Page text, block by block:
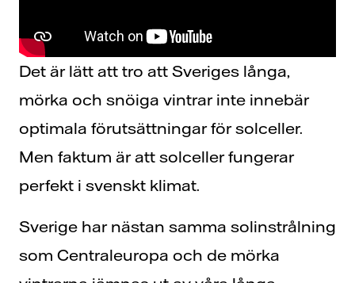
Det är lätt att tro att Sveriges långa,
mörka och snöiga vintrar inte innebär
optimala förutsättningar för solceller.
Men faktum är att solceller fungerar
perfekt i svenskt klimat.
Sverige har nästan samma solinstrålning
som Centraleuropa och de mörka